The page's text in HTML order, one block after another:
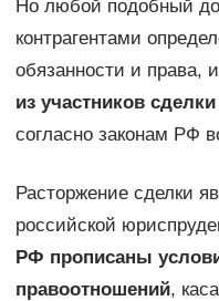
Но любой подобный
контрагентами
обязанности и права, и
из участников
согласно законам РФ
Расторжение сделки
российской
РФ прописаны
правоотношений,